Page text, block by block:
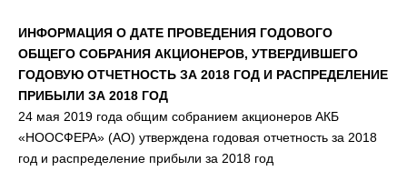
ИНФОРМАЦИЯ О ДАТЕ ПРОВЕДЕНИЯ ГОДОВОГО
ОБЩЕГО СОБРАНИЯ АКЦИОНЕРОВ, УТВЕРДИВШЕГО
ГОДОВУЮ ОТЧЕТНОСТЬ ЗА 2018 ГОД И РАСПРЕДЕЛЕНИЕ
ПРИБЫЛИ ЗА 2018 ГОД
24 мая 2019 года общим собранием акционеров АКБ
«НООСФЕРА» (АО) утверждена годовая отчетность за 2018
год и распределение прибыли за 2018 год